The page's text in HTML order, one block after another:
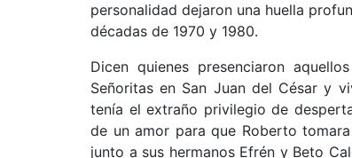
personalidad dejaron una huella
décadas de 1970 y 1980.
Dicen quienes presenciaron
Señoritas en San Juan del César y
tenía el extraño privilegio de
de un amor para que Roberto
junto a sus hermanos Efrén y Beto